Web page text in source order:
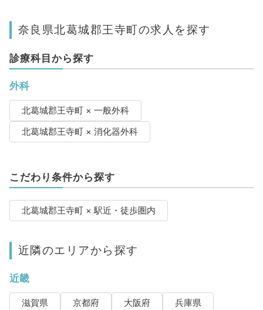
奈良県北葛城郡王寺町の求人を探す
診療科目から探す
外科
北葛城郡王寺町 × 一般外科
北葛城郡王寺町 × 消化器外科
こだわり条件から探す
北葛城郡王寺町 × 駅近・徒歩圏内
近隣のエリアから探す
近畿
滋賀県 京都府 大阪府
兵庫県